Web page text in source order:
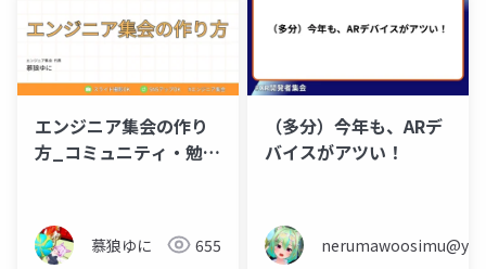
エンジニア集会の作り
方_コミュニティ・勉強
慕狼ゆに 655
（多分）今年も、ARデ
バイスがアツい！